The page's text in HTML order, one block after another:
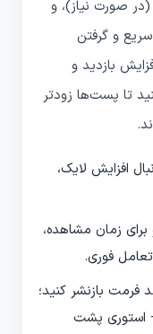
صورت نیاز)، و
و گرفتن
بازدید و
تا پست‌ها زودتر
افزایش لایک،
زمان مشاهده،
فوری.
بازنشر کنید؛
استوری پشت